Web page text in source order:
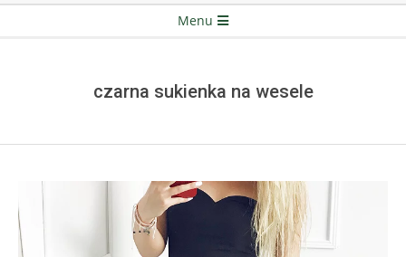
Menu
czarna sukienka na wesele